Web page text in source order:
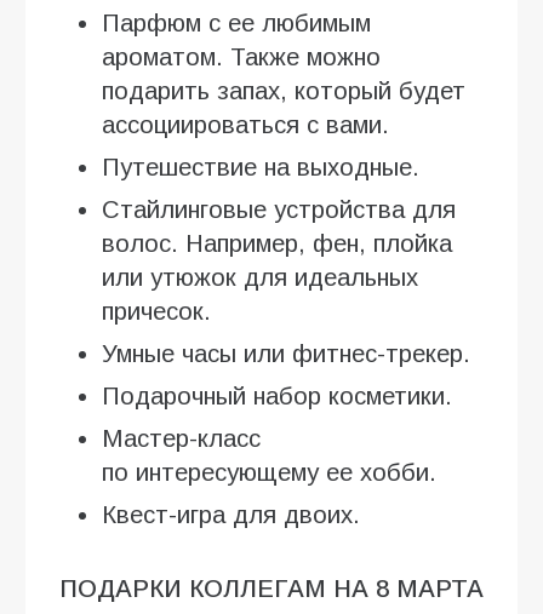
Парфюм с ее любимым
ароматом. Также можно
подарить запах, который будет
ассоциироваться с вами.
Путешествие на выходные.
Стайлинговые устройства для
волос. Например, фен, плойка
или утюжок для идеальных
причесок.
Умные часы или фитнес-трекер.
Подарочный набор косметики.
Мастер-класс
по интересующему ее хобби.
Квест-игра для двоих.
ПОДАРКИ КОЛЛЕГАМ НА 8 МАРТА